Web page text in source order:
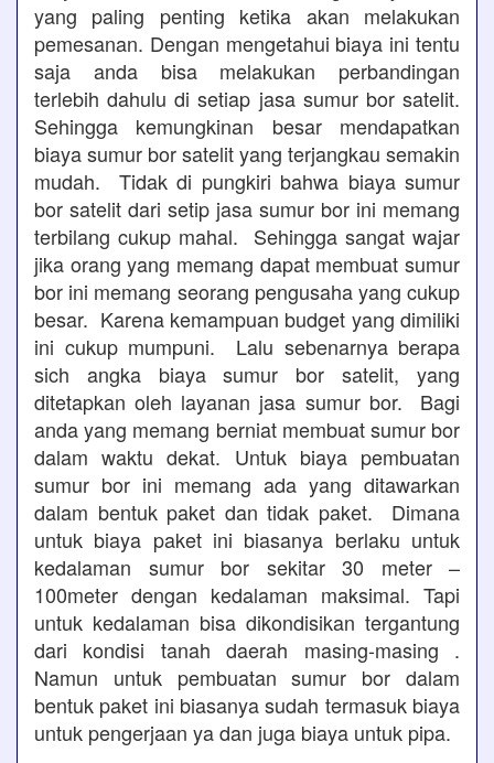
yang paling penting ketika akan melakukan
pemesanan. Dengan mengetahui biaya ini tentu
saja anda bisa melakukan perbandingan
terlebih dahulu di setiap jasa sumur bor satelit.
Sehingga kemungkinan besar mendapatkan
biaya sumur bor satelit yang terjangkau semakin
mudah. Tidak di pungkiri bahwa biaya sumur
bor satelit dari setip jasa sumur bor ini memang
terbilang cukup mahal. Sehingga sangat wajar
jika orang yang memang dapat membuat sumur
bor ini memang seorang pengusaha yang cukup
besar. Karena kemampuan budget yang dimiliki
ini cukup mumpuni. Lalu sebenarnya berapa
sich angka biaya sumur bor satelit, yang
ditetapkan oleh layanan jasa sumur bor. Bagi
anda yang memang berniat membuat sumur bor
dalam waktu dekat. Untuk biaya pembuatan
sumur bor ini memang ada yang ditawarkan
dalam bentuk paket dan tidak paket. Dimana
untuk biaya paket ini biasanya berlaku untuk
kedalaman sumur bor sekitar 30 meter –
100meter dengan kedalaman maksimal. Tapi
untuk kedalaman bisa dikondisikan tergantung
dari kondisi tanah daerah masing-masing .
Namun untuk pembuatan sumur bor dalam
bentuk paket ini biasanya sudah termasuk biaya
untuk pengerjaan ya dan juga biaya untuk pipa.